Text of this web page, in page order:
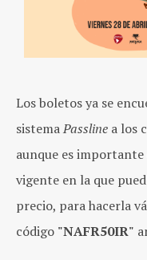
Los boletos ya se
sistemaPassline a los
aunque es importante
vigente en la que
precio, para hacerla
código "NAFR50IR"